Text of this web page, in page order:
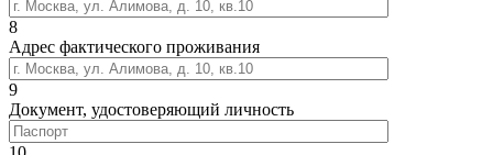
8
Адрес фактического проживания
9
Документ, удостоверяющий личность